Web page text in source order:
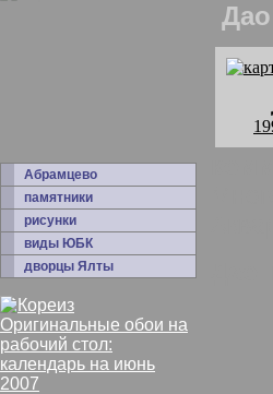
Абрамцево
памятники
рисунки
виды ЮБК
дворцы Ялты
Оригинальные обои на
рабочий стол:
календарь на июнь
2007